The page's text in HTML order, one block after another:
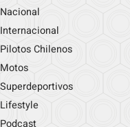
Nacional
Internacional
Pilotos Chilenos
Motos
Superdeportivos
Lifestyle
Podcast